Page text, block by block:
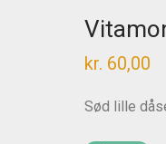
kr. 60,00
Sød lille